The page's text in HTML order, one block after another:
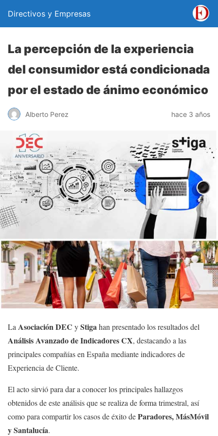
Directivos y Empresas
La percepción de la experiencia
del consumidor está condicionada
por el estado de ánimo económico
Alberto Perez hace 3 años
La Asociación DEC yStigahan presentado los resultados del
Análisis Avanzado de Indicadores CX, destacando a las
principales compañías en España mediante indicadores de
Experiencia de Cliente.
El acto sirvió para dar a conocer los principales hallazgos
obtenidos de este análisis que se realiza de forma trimestral, así
como para compartir los casos de éxito deParadores, MásMóvil
y Santalucía.